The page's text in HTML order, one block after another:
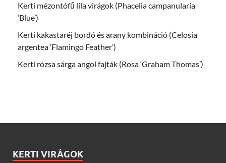
Kerti mézontófű lila virágok (Phacelia campanularia
‘Blue’)
Kerti kakastaréj bordó és arany kombináció (Celosia
argentea ‘Flamingo Feather’)
Kerti rózsa sárga angol fajták (Rosa ‘Graham Thomas’)
KERTI VIRÁGOK